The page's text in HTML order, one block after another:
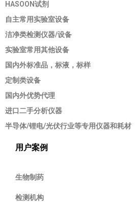
HASOON试剂
自主常用实验室设备
洁净类检测仪器/设备
实验室常用其他设备
国内外标准品，标液，标样
定制类设备
国内外优势代理
进口二手分析仪器
半导体/锂电/光伏行业等专用仪器和耗材
用户案例
生物制药
检测机构